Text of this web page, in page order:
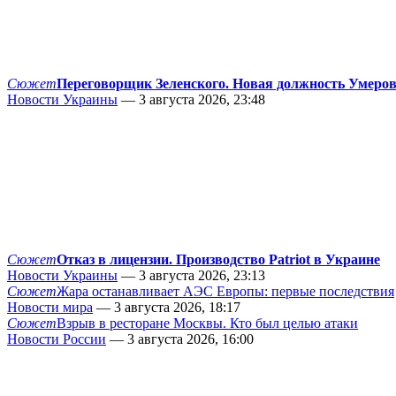
СюжетПереговорщик Зеленского. Новая должность
Новости Украины — 3 августа 2026, 23:48
СюжетОтказ в лицензии. Производство Patriot в Украине
Новости Украины — 3 августа 2026, 23:13
СюжетЖара останавливает АЭС Европы: первые последствия
Новости мира — 3 августа 2026, 18:17
СюжетВзрыв в ресторане Москвы. Кто был целью атаки
Новости России — 3 августа 2026, 16:00